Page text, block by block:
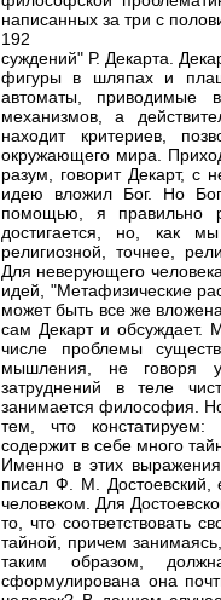
написанных за три с
192
суждений" Р. Декарта.
фигуры в шляпах и
автоматы, приводимые
механизмов, а
находит критериев,
окружающего мира.
разум, говорит Декарт, с
идею вложил Бог. Но
помощью, я правильно
достигается, но, как
религиозной, точнее,
Для неверующего
идей, "Метафизические
может быть все же
сам Декарт и обсуждает.
числе проблемы
мышления, не говоря
затруднений в теле
занимается философия.
тем, что констатируем:
содержит в себе много
Именно в этих
писал Ф. М. Достоевский,
человеком. Для
то, что соответствовать
тайной, причем
таким образом,
сформулирована она